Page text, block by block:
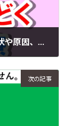
梅毒（ばいどく）最近増えています！症状や原因、治療について
次の記事